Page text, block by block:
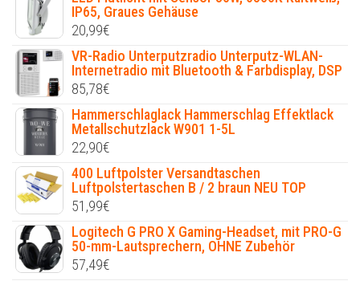
IP65, Graues Gehäuse
20,99€
VR-Radio Unterputzradio Unterputz-WLAN-
Internetradio mit Bluetooth & Farbdisplay, DSP
85,78€
Hammerschlaglack Hammerschlag Effektlack
Metallschutzlack W901 1-5L
22,90€
400 Luftpolster Versandtaschen
Luftpolstertaschen B / 2 braun NEU TOP
51,99€
Logitech G PRO X Gaming-Headset, mit PRO-G
50-mm-Lautsprechern, OHNE Zubehör
57,49€